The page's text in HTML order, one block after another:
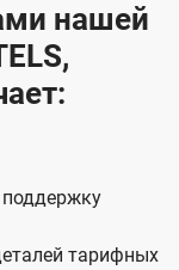
нашей
тарифных